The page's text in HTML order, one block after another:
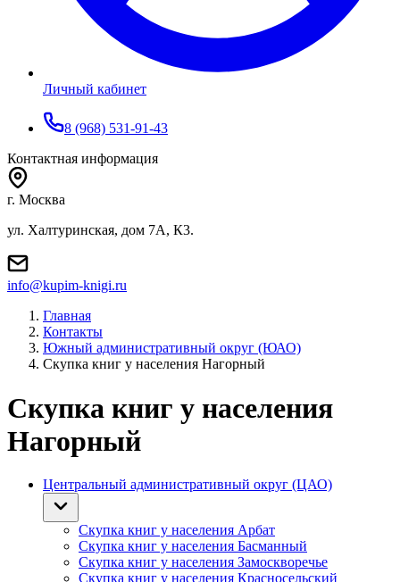
Личный кабинет
8 (968) 531-91-43
Контактная информация
г. Москва
ул. Халтуринская, дом 7А, К3.
info@kupim-knigi.ru
Главная
Контакты
Южный административный округ (ЮАО)
Скупка книг у населения Нагорный
Скупка книг у населения
Нагорный
Центральный административный округ (ЦАО)
Скупка книг у населения Арбат
Скупка книг у населения Басманный
Скупка книг у населения Замоскворечье
Скупка книг у населения Красносельский